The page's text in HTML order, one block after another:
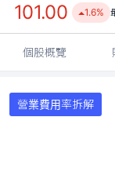
101.00 1.6%
個股概覽
營業費用率拆解